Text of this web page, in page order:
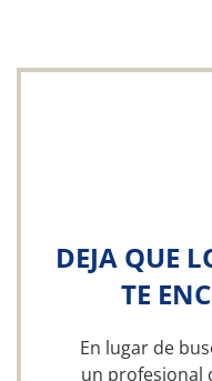
DEJA QUE
TE
En lugar de
un profesional